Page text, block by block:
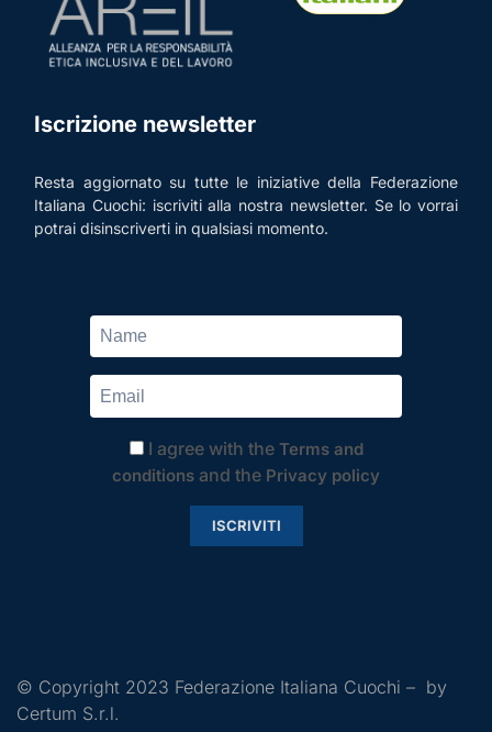
Iscrizione newsletter
Resta aggiornato su tutte le iniziative della Federazione
Italiana Cuochi: iscriviti alla nostra newsletter. Se lo vorrai
potrai disinscriverti in qualsiasi momento.
I agree with the Terms and
conditions and the Privacy policy
ISCRIVITI
© Copyright 2023 Federazione Italiana Cuochi – by
Certum S.r.l.